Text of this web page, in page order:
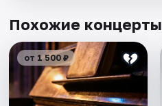
Похожие концерты
от 1 500 ₽